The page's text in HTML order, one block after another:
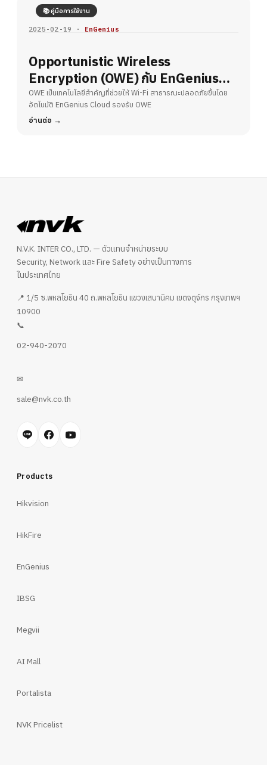
📚 คู่มือการใช้งาน
2025-02-19 · EnGenius
Opportunistic Wireless
Encryption (OWE) กับ EnGenius
Cloud – ยกระดับความปลอดภัย Wi-Fi
สาธารณะ
OWE เป็นเทคโนโลยีสำคัญที่ช่วยให้ Wi-Fi สาธารณะปลอดภัยขึ้นโดย
อัตโนมัติ EnGenius Cloud รองรับ OWE
อ่านต่อ
N.V.K. INTER CO., LTD. — ตัวแทนจำหน่ายระบบ
Security, Network และ Fire Safety อย่างเป็นทางการ
ในประเทศไทย
📍 1/5 ซ.พหลโยธิน 40 ถ.พหลโยธิน แขวงเสนานิคม เขตจตุจักร กรุงเทพฯ
10900
📞
02-940-2070
✉
sale@nvk.co.th
Products
Hikvision
HikFire
EnGenius
IBSG
Megvii
AI Mall
Portalista
NVK Pricelist